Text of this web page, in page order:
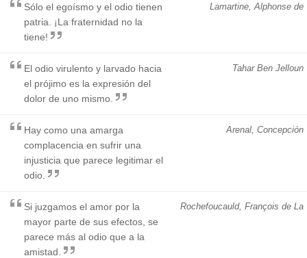
Lamartine, Alphonse de
Sólo el egoísmo y el odio tienen
patria. ¡La fraternidad no la
tiene!
Tahar Ben Jelloun
El odio virulento y larvado hacia
el prójimo es la expresión del
dolor de uno mismo.
Arenal, Concepción
Hay como una amarga
complacencia en sufrir una
injusticia que parece legitimar el
odio.
Rochefoucauld, François de La
Si juzgamos el amor por la
mayor parte de sus efectos, se
parece más al odio que a la
amistad.